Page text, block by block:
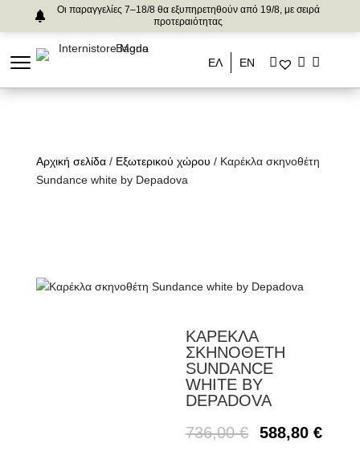
Οι παραγγελίες 7–18/8 θα εξυπηρετηθούν από 19/8, με σειρά
προτεραιότητας
ΕΛ ΕΝ
Αρχική σελίδα/ Εξωτερικού χώρου / Καρέκλα σκηνοθέτη
Sundance white by Depadova
ΚΑΡΕΚΛΑ
ΣΚΗΝΟΘΕΤΗ
SUNDANCE
WHITE BY
DEPADOVA
736,00€ 588,80€